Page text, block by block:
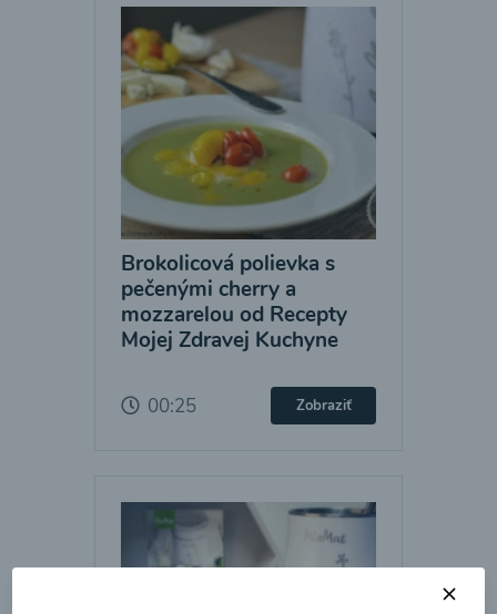
Brokolicová polievka s
pečenými cherry a
mozzarelou od Recepty
Mojej Zdravej Kuchyne
00:25 Zobraziť